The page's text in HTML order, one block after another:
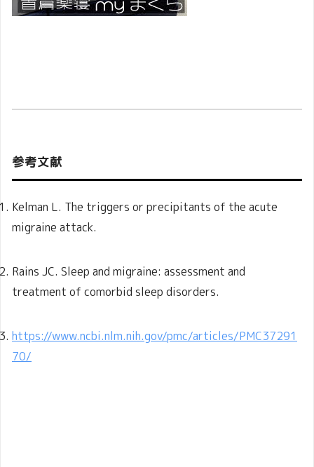
参考文献
Kelman L. The triggers or precipitants of the acute
migraine attack.
Rains JC. Sleep and migraine: assessment and
treatment of comorbid sleep disorders.
https://www.ncbi.nlm.nih.gov/pmc/articles/PMC37291
70/